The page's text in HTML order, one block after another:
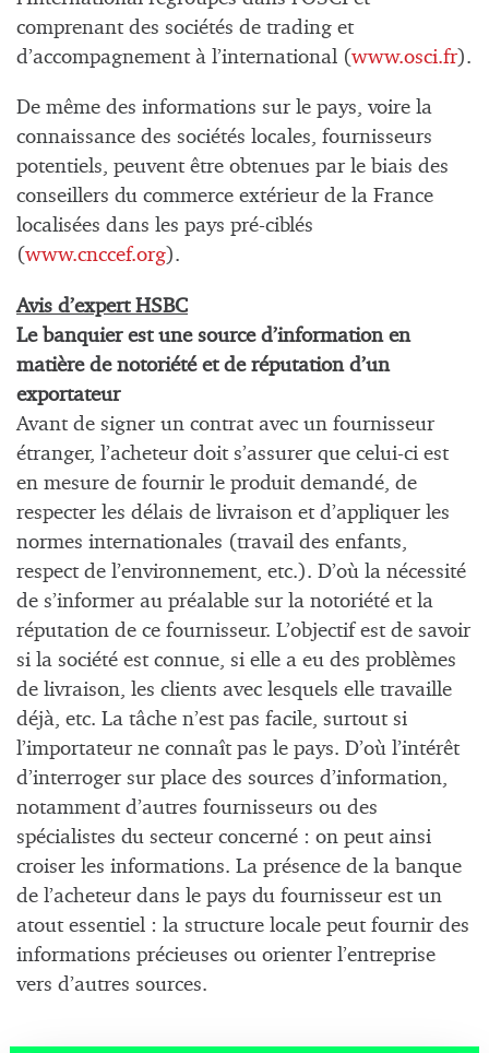
comprenant des sociétés de trading et
d’accompagnement à l’international (www.osci.fr).
De même des informations sur le pays, voire la
connaissance des sociétés locales, fournisseurs
potentiels, peuvent être obtenues par le biais des
conseillers du commerce extérieur de la France
localisées dans les pays pré-ciblés
(www.cnccef.org).
Avis d’expert HSBC
Le banquier est une source d’information en
matière de notoriété et de réputation d’un
exportateur
Avant de signer un contrat avec un fournisseur
étranger, l’acheteur doit s’assurer que celui-ci est
en mesure de fournir le produit demandé, de
respecter les délais de livraison et d’appliquer les
normes internationales (travail des enfants,
respect de l’environnement, etc.). D’où la nécessité
de s’informer au préalable sur la notoriété et la
réputation de ce fournisseur. L’objectif est de savoir
si la société est connue, si elle a eu des problèmes
de livraison, les clients avec lesquels elle travaille
déjà, etc. La tâche n’est pas facile, surtout si
l’importateur ne connaît pas le pays. D’où l’intérêt
d’interroger sur place des sources d’information,
notamment d’autres fournisseurs ou des
spécialistes du secteur concerné : on peut ainsi
croiser les informations. La présence de la banque
de l’acheteur dans le pays du fournisseur est un
atout essentiel : la structure locale peut fournir des
informations précieuses ou orienter l’entreprise
vers d’autres sources.